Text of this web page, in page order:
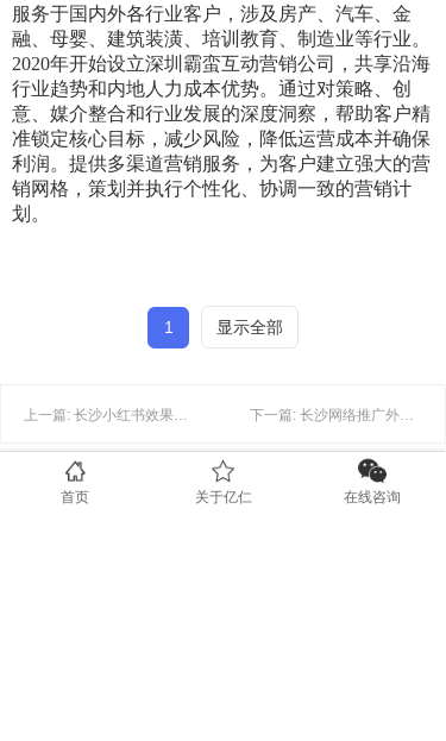
服务于国内外各行业客户，涉及房产、汽车、金
融、母婴、建筑装潢、培训教育、制造业等行业。
2020年开始设立深圳霸蛮互动营销公司，共享沿海
行业趋势和内地人力成本优势。通过对策略、创
意、媒介整合和行业发展的深度洞察，帮助客户精
准锁定核心目标，减少风险，降低运营成本并确保
利润。提供多渠道营销服务，为客户建立强大的营
销网格，策划并执行个性化、协调一致的营销计
划。
1 显示全部
上一篇: 长沙小红书效果代运营：小红书该如运营？ 下一篇: 长沙网络推广外包：中小企业做网络推广外包有什么好处？
首页 关于亿仁 在线咨询